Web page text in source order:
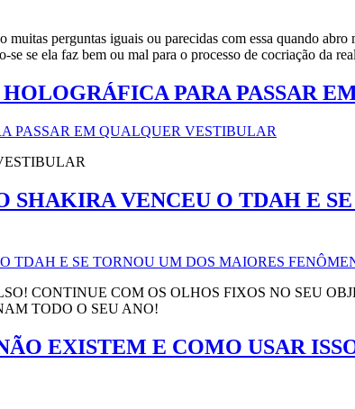
perguntas iguais ou parecidas com essa quando
se se ela faz bem ou mal para o processo de cocriação da
PARA PASSAR
SHAKIRA VENCEU O TDAH E
CONTINUE COM OS OLHOS FIXOS NO SEU
TODO O SEU ANO!
EXISTEM E COMO USAR